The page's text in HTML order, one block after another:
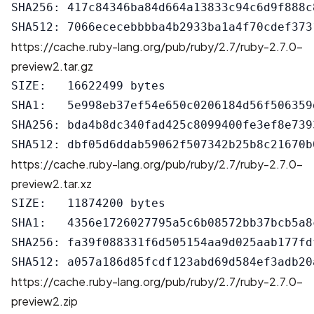
SHA256:
https://cache.ruby-lang.org/pub/ruby/2.7/ruby-2.7.0-
preview2.tar.gz
SIZE:   16622499 bytes
SHA1:
SHA256:
https://cache.ruby-lang.org/pub/ruby/2.7/ruby-2.7.0-
preview2.tar.xz
SIZE:   11874200 bytes
SHA1:
SHA256:
https://cache.ruby-lang.org/pub/ruby/2.7/ruby-2.7.0-
preview2.zip